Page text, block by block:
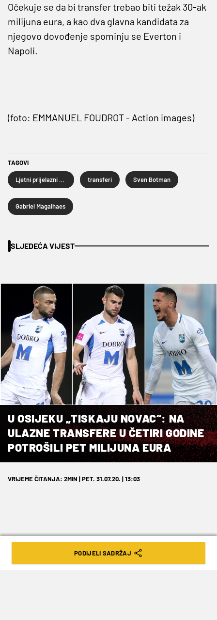
Očekuje se da bi transfer trebao biti težak 30-ak
milijuna eura, a kao dva glavna kandidata za
njegovo dovođenje spominju se Everton i
Napoli.
(foto: EMMANUEL FOUDROT - Action images)
TAGOVI
transferi Sven Botman
Gabriel Magalhaes
SLJEDEĆA VIJEST
U OSIJEKU „TISKAJU NOVAC“: NA
ULAZNE TRANSFERE U ČETIRI GODINE
POTROŠILI PET MILIJUNA EURA
VRIJEME ČITANJA: 2MIN | PET. 31.07.20. | 13:03
Uvjerljivo najskuplje pojačanje u
PODIJELI SADRŽAJ